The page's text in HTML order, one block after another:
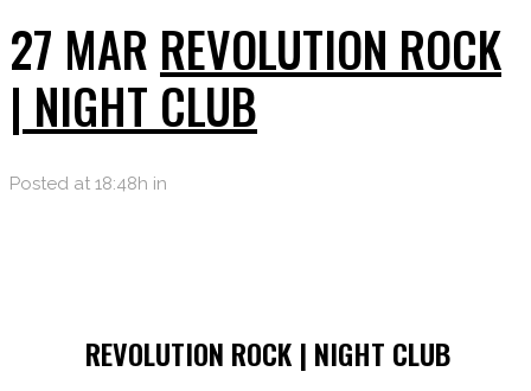
27 MAR REVOLUTION ROCK
| NIGHT CLUB
Posted at 18:48h in
REVOLUTION ROCK | NIGHT CLUB